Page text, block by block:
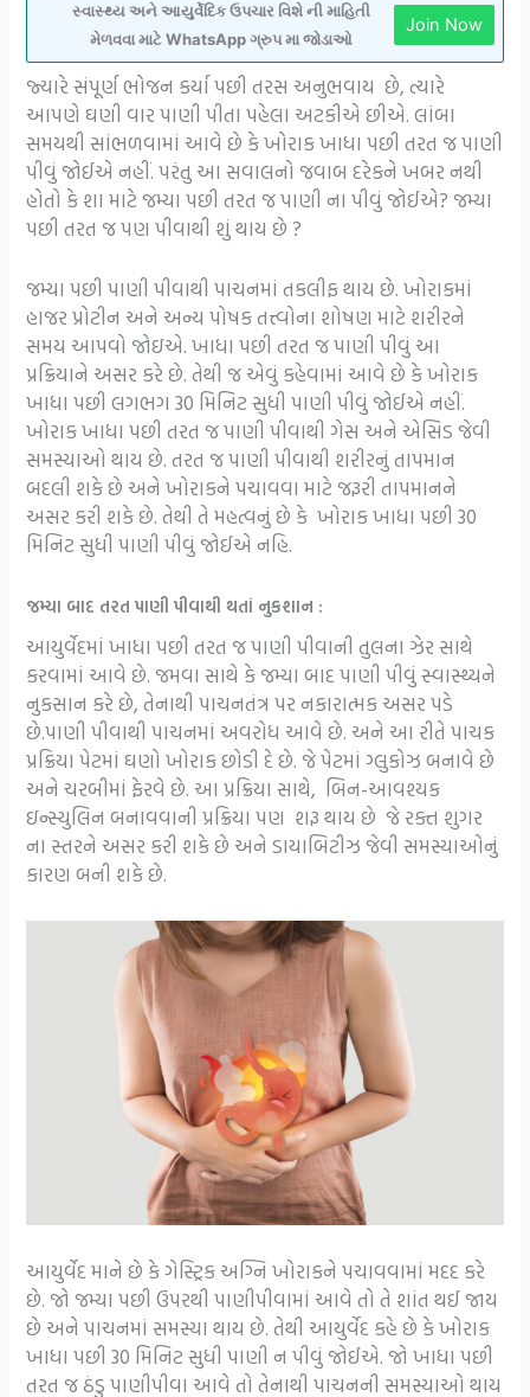
સ્વાસ્થ્ય અને આયુર્વેદિક ઉપચાર વિશે ની માહિતી
મેળવવા માટે WhatsApp ગ્રુપ મા જોડાઓ
Join Now
જ્યારે સંપૂર્ણ ભોજન કર્યા પછી તરસ અનુભવાય છે, ત્યારે
આપણે ઘણી વાર પાણી પીતા પહેલા અટકીએ છીએ. લાંબા
સમયથી સાંભળવામાં આવે છે કે ખોરાક ખાધા પછી તરત જ પાણી
પીવું જોઈએ નહીં. પરંતુ આ સવાલનો જવાબ દરેકને ખબર નથી
હોતો કે શા માટે જમ્યા પછી તરત જ પાણી ના પીવું જોઈએ? જમ્યા
પછી તરત જ પણ પીવાથી શું થાય છે ?
જમ્યા પછી પાણી પીવાથી પાચનમાં તકલીફ થાય છે. ખોરાકમાં
હાજર પ્રોટીન અને અન્ય પોષક તત્ત્વોના શોષણ માટે શરીરને
સમય આપવો જોઇએ. ખાધા પછી તરત જ પાણી પીવું આ
પ્રક્રિયાને અસર કરે છે. તેથી જ એવું કહેવામાં આવે છે કે ખોરાક
ખાધા પછી લગભગ 30 મિનિટ સુધી પાણી પીવું જોઈએ નહીં.
ખોરાક ખાધા પછી તરત જ પાણી પીવાથી ગેસ અને એસિડ જેવી
સમસ્યાઓ થાય છે. તરત જ પાણી પીવાથી શરીરનું તાપમાન
બદલી શકે છે અને ખોરાકને પચાવવા માટે જરૂરી તાપમાનને
અસર કરી શકે છે. તેથી તે મહત્વનું છે કે ખોરાક ખાધા પછી 30
મિનિટ સુધી પાણી પીવું જોઈએ નહિ.
જમ્યા બાદ તરત પાણી પીવાથી થતાં નુકશાન :
આયુર્વેદમાં ખાધા પછી તરત જ પાણી પીવાની તુલના ઝેર સાથે
કરવામાં આવે છે. જમવા સાથે કે જમ્યા બાદ પાણી પીવું સ્વાસ્થ્યને
નુકસાન કરે છે, તેનાથી પાચનતંત્ર પર નકારાત્મક અસર પડે
છે.પાણી પીવાથી પાચનમાં અવરોધ આવે છે. અને આ રીતે પાચક
પ્રક્રિયા પેટમાં ઘણો ખોરાક છોડી દે છે. જે પેટમાં ગ્લુકોઝ બનાવે છે
અને ચરબીમાં ફેરવે છે. આ પ્રક્રિયા સાથે, બિન-આવશ્યક
ઇન્સ્યુલિન બનાવવાની પ્રક્રિયા પણ શરૂ થાય છે જે રક્ત શુગર
ના સ્તરને અસર કરી શકે છે અને ડાયાબિટીઝ જેવી સમસ્યાઓનું
કારણ બની શકે છે.
આયુર્વેદ માને છે કે ગેસ્ટ્રિક અગ્નિ ખોરાકને પચાવવામાં મદદ કરે
છે. જો જમ્યા પછી ઉપરથી પાણીપીવામાં આવે તો તે શાંત થઈ જાય
છે અને પાચનમાં સમસ્યા થાય છે. તેથી આયુર્વેદ કહે છે કે ખોરાક
ખાધા પછી 30 મિનિટ સુધી પાણી ન પીવું જોઈએ. જો ખાધા પછી
તરત જ ઠંડુ પાણીપીવા આવે તો તેનાથી પાચનની સમસ્યાઓ થાય